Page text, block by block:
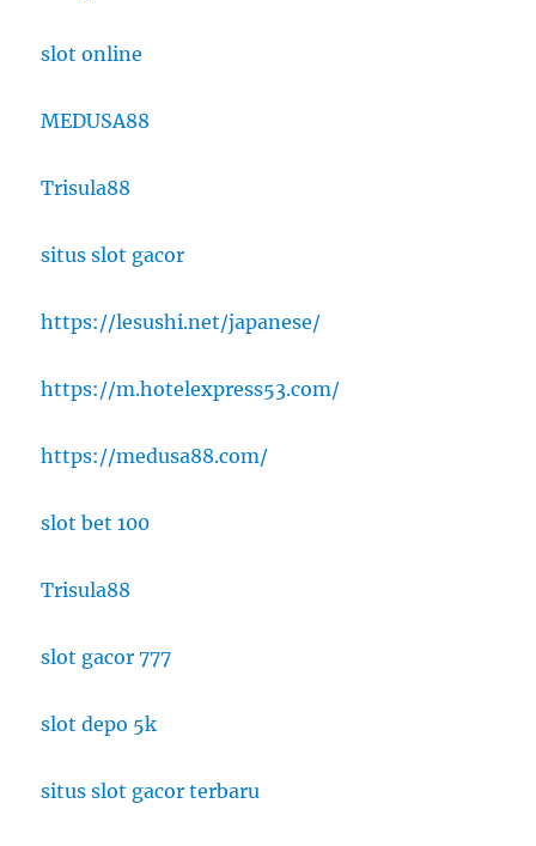
slot online
MEDUSA88
Trisula88
situs slot gacor
https://lesushi.net/japanese/
https://m.hotelexpress53.com/
https://medusa88.com/
slot bet 100
Trisula88
slot gacor 777
slot depo 5k
situs slot gacor terbaru